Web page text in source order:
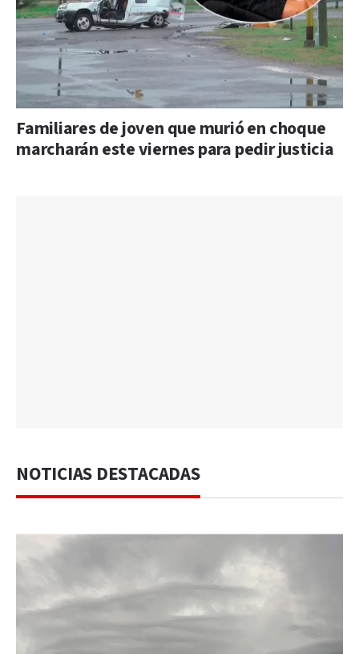
Familiares de joven que murió en choque
marcharán este viernes para pedir justicia
NOTICIAS DESTACADAS